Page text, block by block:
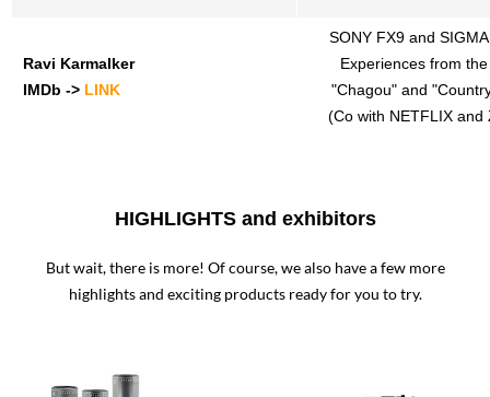
Ravi Karmalker
IMDb -> LINK
SONY FX9 and
Experiences from
"Chagou" and
(Co with NETFLIX and
HIGHLIGHTS and exhibitors
But wait, there is more! Of course, we also have a few more
highlights and exciting products ready for you to try.